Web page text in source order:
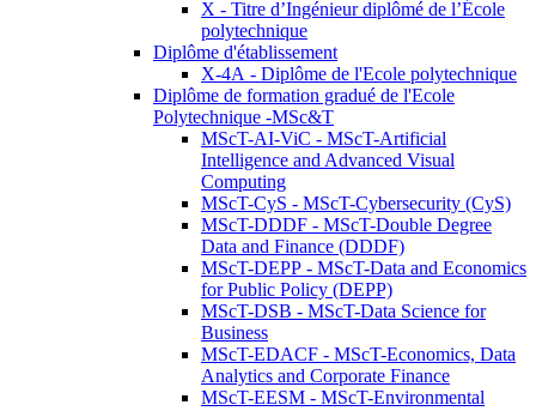
X - Titre d’Ingénieur diplômé de l’École
polytechnique
Diplôme d'établissement
X-4A - Diplôme de l'Ecole polytechnique
Diplôme de formation gradué de l'Ecole
Polytechnique -MSc&T
MScT-AI-ViC - MScT-Artificial
Intelligence and Advanced Visual
Computing
MScT-CyS - MScT-Cybersecurity (CyS)
MScT-DDDF - MScT-Double Degree
Data and Finance (DDDF)
MScT-DEPP - MScT-Data and Economics
for Public Policy (DEPP)
MScT-DSB - MScT-Data Science for
Business
MScT-EDACF - MScT-Economics, Data
Analytics and Corporate Finance
MScT-EESM - MScT-Environmental